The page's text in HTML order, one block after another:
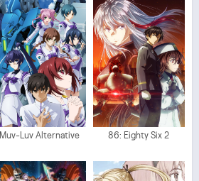
Muv-Luv Alternative 86: Eighty Six 2